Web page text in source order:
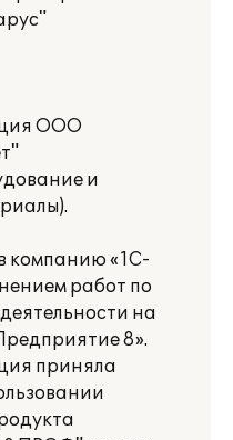
ООО
и
компанию «1С-
работ по
на
8».
приняла